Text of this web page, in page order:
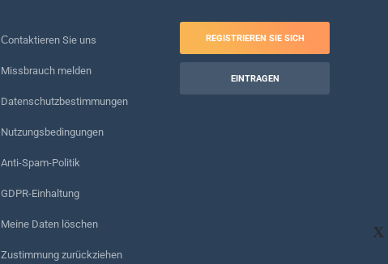
X
Сontaktieren Sie uns
Missbrauch melden
Datenschutzbestimmungen
Nutzungsbedingungen
Anti-Spam-Politik
GDPR-Einhaltung
Meine Daten löschen
Zustimmung zurückziehen
REGISTRIEREN SIE SICH
EINTRAGEN